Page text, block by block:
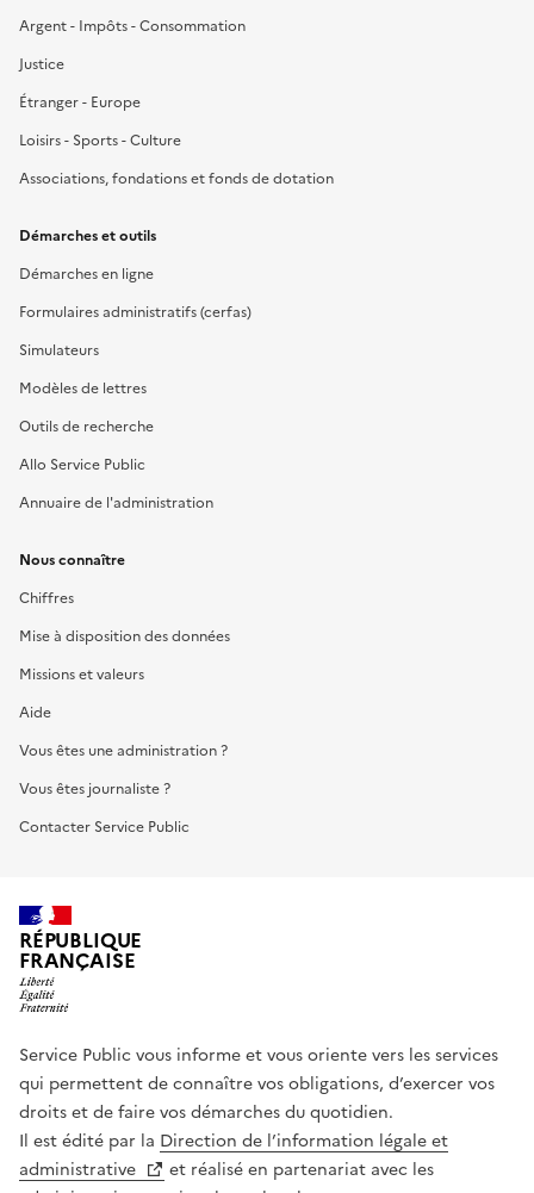
Argent - Impôts - Consommation
Justice
Étranger - Europe
Loisirs - Sports - Culture
Associations, fondations et fonds de dotation
Démarches et outils
Démarches en ligne
Formulaires administratifs (cerfas)
Simulateurs
Modèles de lettres
Outils de recherche
Allo Service Public
Annuaire de l'administration
Nous connaître
Chiffres
Mise à disposition des données
Missions et valeurs
Aide
Vous êtes une administration ?
Vous êtes journaliste ?
Contacter Service Public
RÉPUBLIQUE
FRANÇAISE
Service Public vous informe et vous oriente vers les services
qui permettent de connaître vos obligations, d’exercer vos
droits et de faire vos démarches du quotidien.
Il est édité par la Direction de l’information légale et
administrative
et réalisé en partenariat avec les